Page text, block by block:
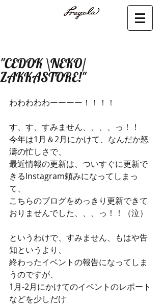
"CEDOK \NEKO/
ZAKKASTORE!"
わわわわわーーーー！！！！
す、す、すみません、、、、っ！！
今年は1月＆2月にかけて、なんだか怒
濤の忙しさで、
最近情報の更新は、ついすぐに更新で
きるInstagram頼みになってしまっ
て、
こちらのブログをめっきり更新できて
おりませんでした、、、っ！！（泣）
というわけで、すみません、もはや告
知というより、
終わったイベントの報告になってしま
うのですが、
1月-2月にかけてのイベントのレポート
などを少しだけ